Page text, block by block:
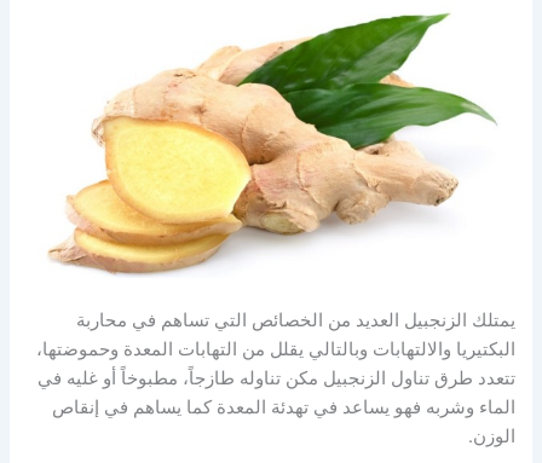
يمتلك الزنجبيل العديد من الخصائص التي تساهم في محاربة
البكتيريا والالتهابات وبالتالي يقلل من التهابات المعدة وحموضتها،
تتعدد طرق تناول الزنجبيل مكن تناوله طازجاً، مطبوخاً أو غليه في
الماء وشربه فهو يساعد في تهدئة المعدة كما يساهم في إنقاص
الوزن.